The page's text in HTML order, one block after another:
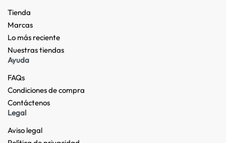
Tienda
Marcas
Lo más reciente​
Nuestras tiendas​
Ayuda
FAQs
Condiciones de compra
Contáctenos
Legal
Aviso legal